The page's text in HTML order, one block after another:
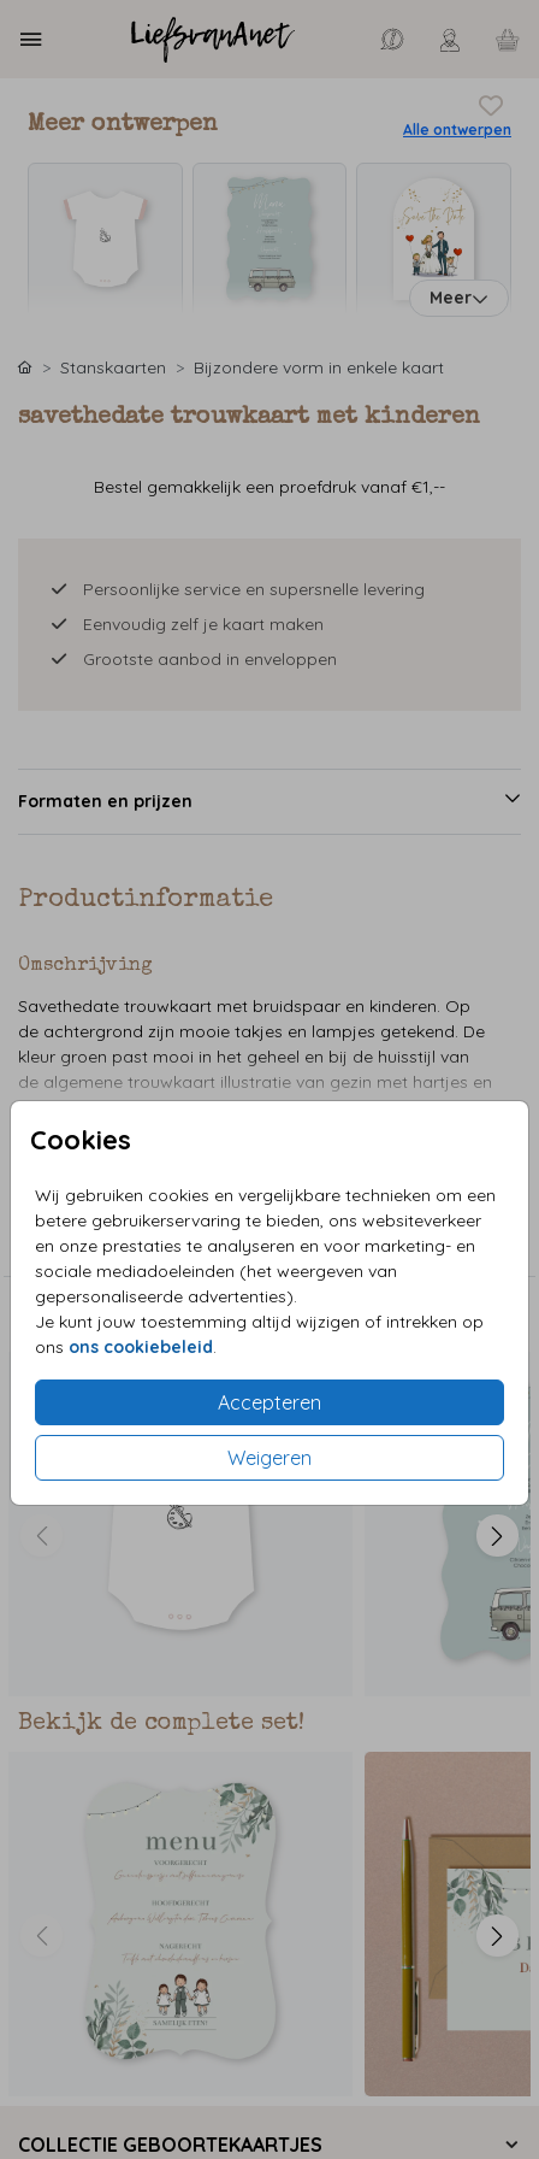
Cookies
Wij gebruiken cookies en vergelijkbare technieken om een
betere gebruikerservaring te bieden, ons websiteverkeer
en onze prestaties te analyseren en voor marketing- en
sociale mediadoeleinden (het weergeven van
gepersonaliseerde advertenties).
Je kunt jouw toestemming altijd wijzigen of intrekken op
ons ons cookiebeleid
Accepteren
Weigeren
Meer ontwerpen Alle ontwerpen
Meer
Stanskaarten Bijzondere vorm in enkele kaart
savethedate trouwkaart met kinderen
Bestel gemakkelijk een proefdruk vanaf €1,--
Persoonlijke service en supersnelle levering
Eenvoudig zelf je kaart maken
Grootste aanbod in enveloppen
Formaten en prijzen
Productinformatie
Omschrijving
Savethedate trouwkaart met bruidspaar en kinderen. Op
de achtergrond zijn mooie takjes en lampjes getekend. De
kleur groen past mooi in het geheel en bij de huisstijl van
de algemene trouwkaart illustratie van gezin met hartjes en
groen. De teksten zijn naar wens aanpasbaar.
Toon meer
Collectie
Bijzondere vorm in enkele kaart
Deze zijn ook leuk!
Bekijk de complete set!
COLLECTIE GEBOORTEKAARTJES